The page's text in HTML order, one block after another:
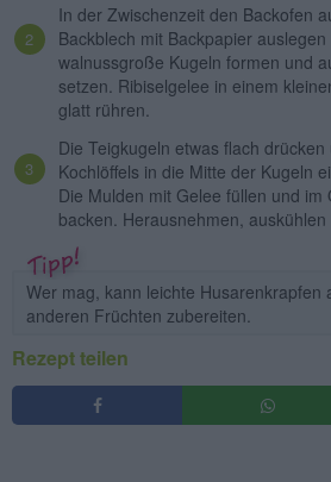
In der Zwischenzeit den Backofen
Backblech mit Backpapier
walnussgroße Kugeln formen und
setzen. Ribiselgelee in einem
glatt rühren.
Die Teigkugeln etwas flach
Kochlöffels in die Mitte der Kugeln
Die Mulden mit Gelee füllen und im
backen. Herausnehmen,
Wer mag, kann leichte Husarenkrapfen
anderen Früchten zubereiten.
Rezept teilen